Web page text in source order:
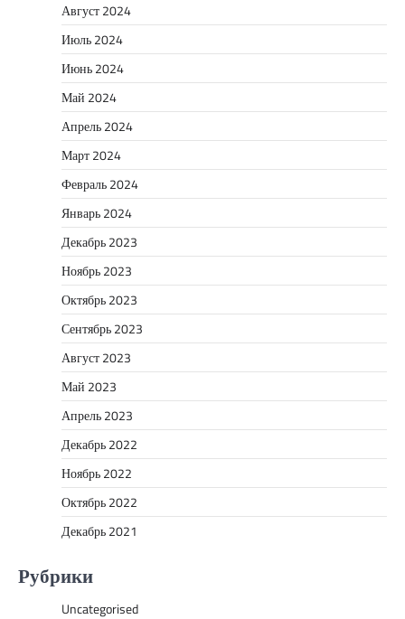
Август 2024
Июль 2024
Июнь 2024
Май 2024
Апрель 2024
Март 2024
Февраль 2024
Январь 2024
Декабрь 2023
Ноябрь 2023
Октябрь 2023
Сентябрь 2023
Август 2023
Май 2023
Апрель 2023
Декабрь 2022
Ноябрь 2022
Октябрь 2022
Декабрь 2021
Рубрики
Uncategorised